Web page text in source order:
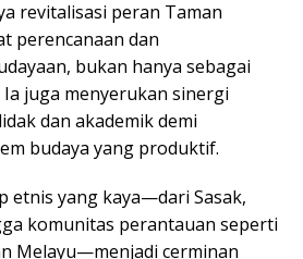
revitalisasi peran Taman
perencanaan dan
bukan hanya sebagai
juga menyerukan sinergi
dan akademik demi
budaya yang produktif.
etnis yang kaya—dari Sasak,
komunitas perantauan seperti
Melayu—menjadi cerminan